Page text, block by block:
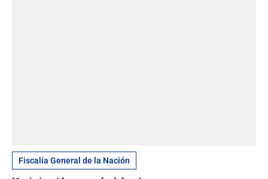
Fiscalía General de la Nación